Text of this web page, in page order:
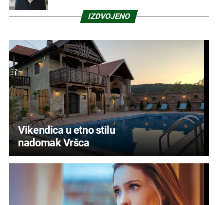
IZDVOJENO
Vikendica u etno stilu
nadomak Vršca